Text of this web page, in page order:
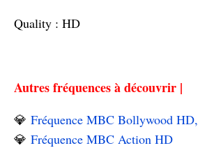
Quality : HD
Autres fréquences à découvrir |
💎 Fréquence MBC Bollywood HD,
💎 Fréquence MBC Action HD